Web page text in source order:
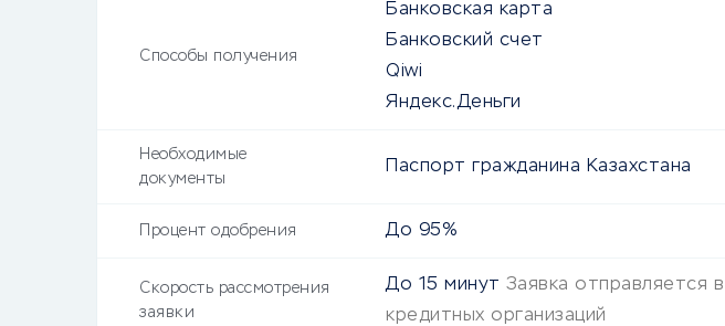
Способы получения
Банковская карта
Банковский счет
Qiwi
Яндекс.Деньги
Необходимые
документы
Паспорт гражданина Казахстана
Процент одобрения До 95%
Скорость рассмотрения
заявки
До 15 минут Заявка отправляется
кредитных организаций